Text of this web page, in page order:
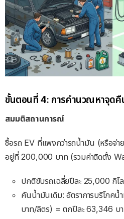
ขั้นตอนที่ 4: การคำนวณหาจุดคื
สมมติสถานการณ์
ซื้อรถ EV ที่แพงกว่ารถน้ำมัน (หรือจ่า
อยู่ที่ 200,000 บาท (รวมค่าติดตั้ง
ปกติขับรถเฉลี่ยปีละ 25,000 กิโ
คันน้ำมันเดิม: อัตราการบริโภค
บาท/ลิตร) = ตกปีละ 63,346 บ